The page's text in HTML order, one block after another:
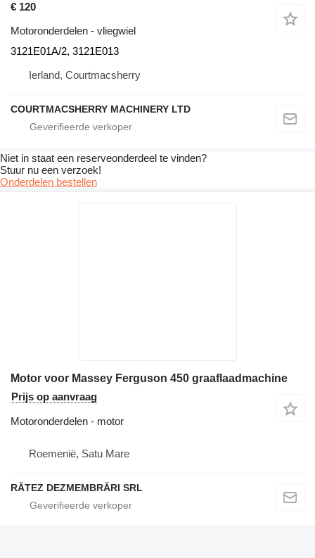
€ 120
Motoronderdelen - vliegwiel
3121E01A/2, 3121E013
Ierland, Courtmacsherry
COURTMACSHERRY MACHINERY LTD
Niet in staat een reserveonderdeel te vinden?
Stuur nu een verzoek!
Onderdelen bestellen
Motor voor Massey Ferguson 450 graaflaadmachine
Prijs op aanvraag
Motoronderdelen - motor
Roemenië, Satu Mare
RĂTEZ DEZMEMBRĂRI SRL